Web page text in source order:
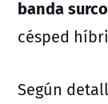
banda
césped
Según